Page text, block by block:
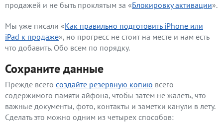
продажей и не быть проклятым за «Блокировку активации».
Мы уже писали «Как правильно подготовить iPhone или
iPad к продаже», но прогресс не стоит на месте и нам есть
что добавить. Обо всем по порядку.
Сохраните данные
Прежде всего создайте резервную копию всего
содержимого памяти айфона, чтобы затем не жалеть, что
важные документы, фото, контакты и заметки канули в лету.
Сделать это можно одним из четырех способов: